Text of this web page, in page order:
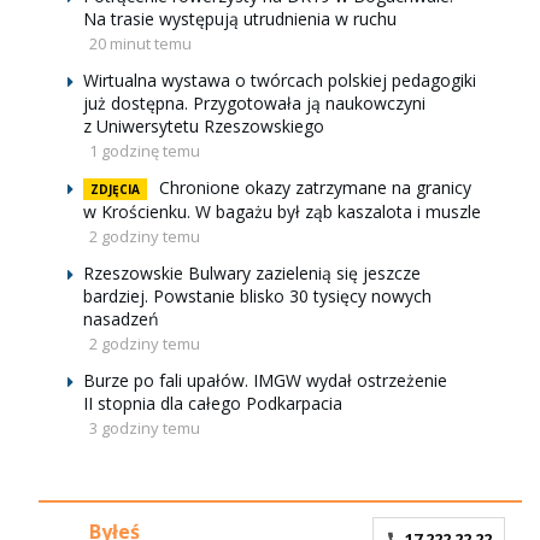
Na trasie występują utrudnienia w ruchu
20 minut temu
Wirtualna wystawa o twórcach polskiej pedagogiki
już dostępna. Przygotowała ją naukowczyni
z Uniwersytetu Rzeszowskiego
1 godzinę temu
ZDJĘCIA
Chronione okazy zatrzymane na granicy
w Krościenku. W bagażu był ząb kaszalota i muszle
2 godziny temu
Rzeszowskie Bulwary zazielenią się jeszcze
bardziej. Powstanie blisko 30 tysięcy nowych
nasadzeń
2 godziny temu
Burze po fali upałów. IMGW wydał ostrzeżenie
II stopnia dla całego Podkarpacia
3 godziny temu
Byłeś